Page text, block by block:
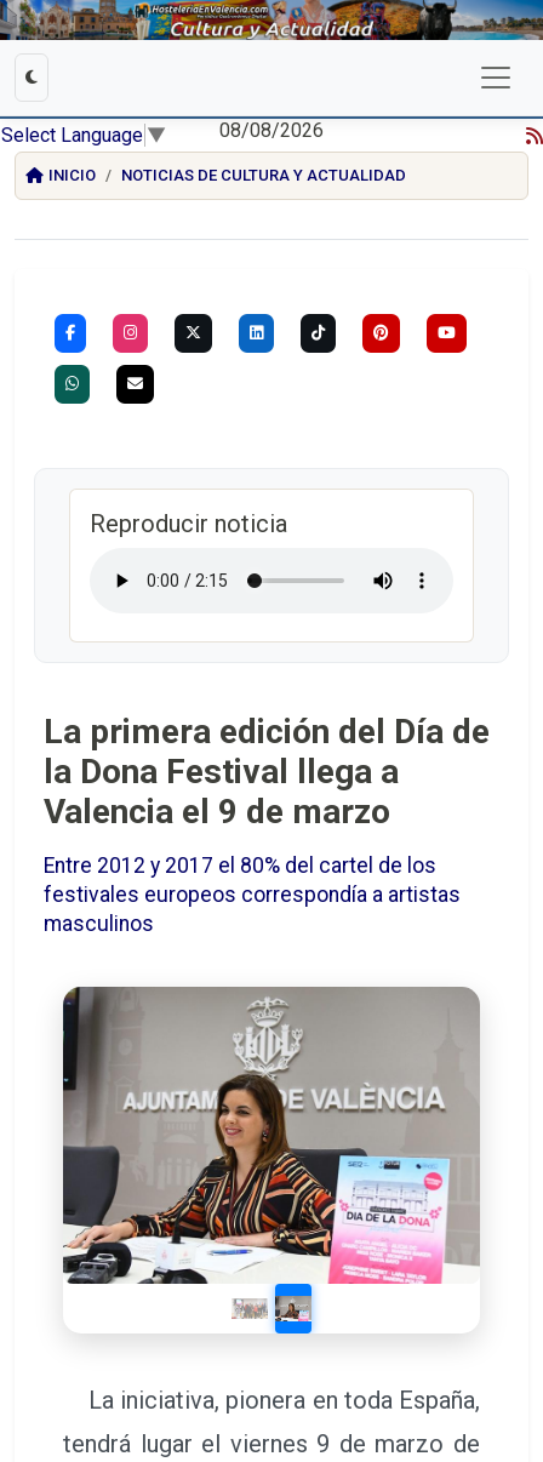
Select Language ▼ 08/08/2026
INICIO NOTICIAS DE CULTURA Y ACTUALIDAD
Reproducir noticia
La primera edición del Día de
la Dona Festival llega a
Valencia el 9 de marzo
Entre 2012 y 2017 el 80% del cartel de los
festivales europeos correspondía a artistas
masculinos
La iniciativa, pionera en toda España,
tendrá lugar el viernes 9 de marzo de